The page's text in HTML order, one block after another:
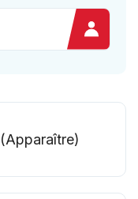
(Apparaître)